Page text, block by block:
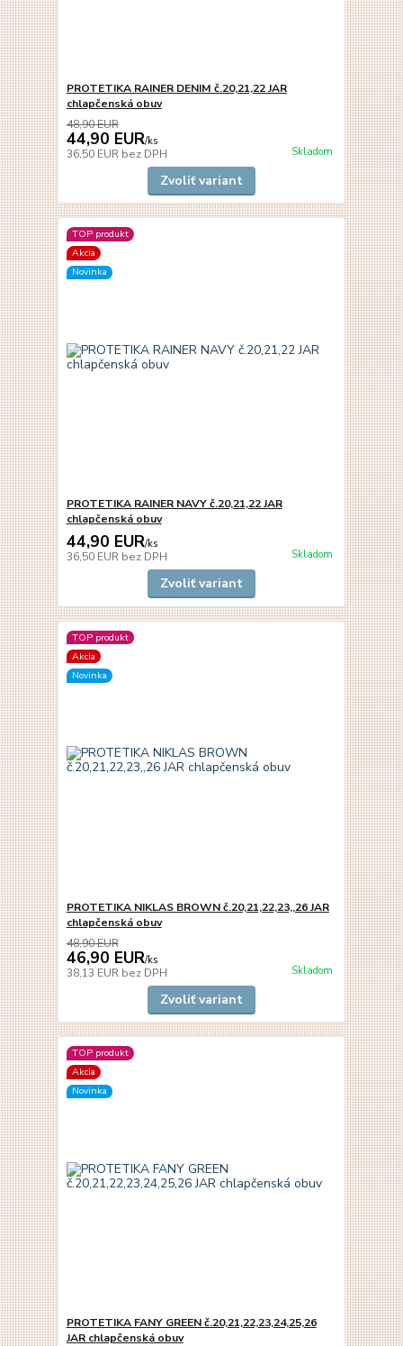
PROTETIKA RAINER DENIM č.20,21,22 JAR
chlapčenská obuv
48,90 EUR
44,90 EUR/ks
36,50 EUR bez DPH Skladom
Zvoliť variant
TOP produkt
Akcia
Novinka
PROTETIKA RAINER NAVY č.20,21,22 JAR
chlapčenská obuv
44,90 EUR/ks
36,50 EUR bez DPH Skladom
Zvoliť variant
TOP produkt
Akcia
Novinka
PROTETIKA NIKLAS BROWN č.20,21,22,23,,26 JAR
chlapčenská obuv
48,90 EUR
46,90 EUR/ks
38,13 EUR bez DPH Skladom
Zvoliť variant
TOP produkt
Akcia
Novinka
PROTETIKA FANY GREEN č.20,21,22,23,24,25,26
JAR chlapčenská obuv